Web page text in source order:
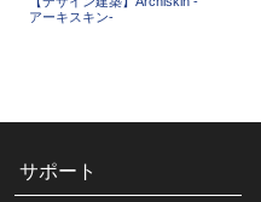
アーキスキン-
サポート